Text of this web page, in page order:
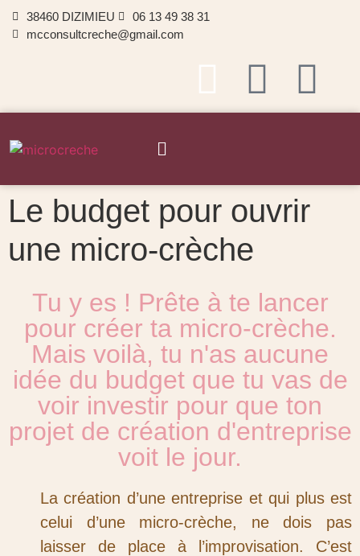
38460 DIZIMIEU
06 13 49 38 31
mcconsultcreche@gmail.com
Le budget pour ouvrir
une micro-crèche
Tu y es ! Prête à te lancer
pour créer ta micro-crèche.
Mais voilà, tu n'as aucune
idée du budget que tu vas de
voir investir pour que ton
projet de création d'entreprise
voit le jour.
La création d’une entreprise et qui plus est
celui d’une micro-crèche, ne dois pas
laisser de place à l’improvisation. C’est